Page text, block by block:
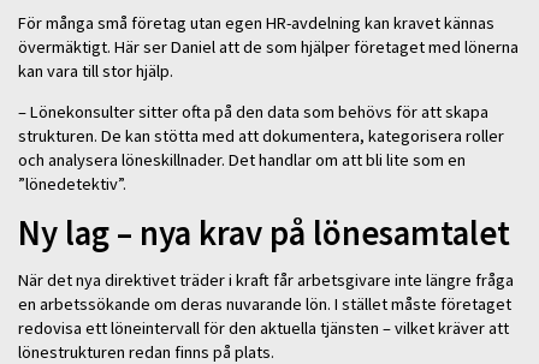
För många små företag utan egen HR-avdelning kan kravet kännas
övermäktigt. Här ser Daniel att de som hjälper företaget med lönerna
kan vara till stor hjälp.
– Lönekonsulter sitter ofta på den data som behövs för att skapa
strukturen. De kan stötta med att dokumentera, kategorisera roller
och analysera löneskillnader. Det handlar om att bli lite som en
”lönedetektiv”.
Ny lag – nya krav på lönesamtalet
När det nya direktivet träder i kraft får arbetsgivare inte längre fråga
en arbetssökande om deras nuvarande lön. I stället måste företaget
redovisa ett löneintervall för den aktuella tjänsten – vilket kräver att
lönestrukturen redan finns på plats.